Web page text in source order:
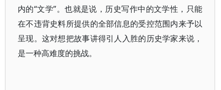
内的“文学”。也就是说，历史写作中的文学性，只能
在不违背史料所提供的全部信息的受控范围内来予以
呈现。这对想把故事讲得引人入胜的历史学家来说，
是一种高难度的挑战。